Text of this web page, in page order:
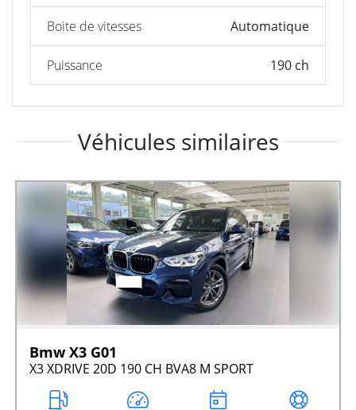
Boite de vitesses Automatique
Puissance 190 ch
Véhicules similaires
Bmw X3 G01
X3 XDRIVE 20D 190 CH BVA8 M SPORT